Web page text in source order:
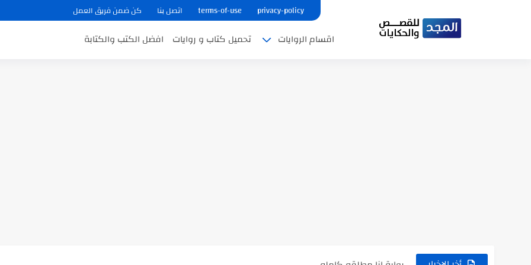
privacy-policy
terms-of-use اتصل بنا كن ضمن فريق العمل
اقسام الروايات تحميل كتاب و روايات افضل الكتب والكتابة